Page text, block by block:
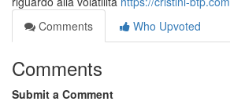
Comments
Who Upvoted
Comments
Submit a Comment